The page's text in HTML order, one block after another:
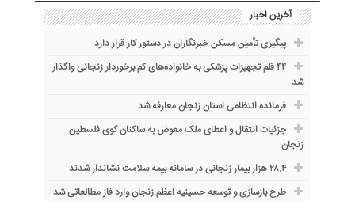
آخرین اخبار
پیگیری تأمین مسکن خبرنگاران در دستور کار قرار دارد
۴۴ قلم تجهیزات پزشکی به خانواده‌های کم برخوردار زنجانی واگذار
شد
فرمانده انتظامی استان زنجان معارفه شد
جزئیات انتقال و اعطای ملک معوض به ساکنان کوی فلسطین
زنجان
۲۸.۴ هزار بیمار زنجانی در سامانه بیمه سلامت نشاندار شدند
طرح بازسازی و توسعه حسینیه اعظم زنجان وارد فاز مطالعاتی شد